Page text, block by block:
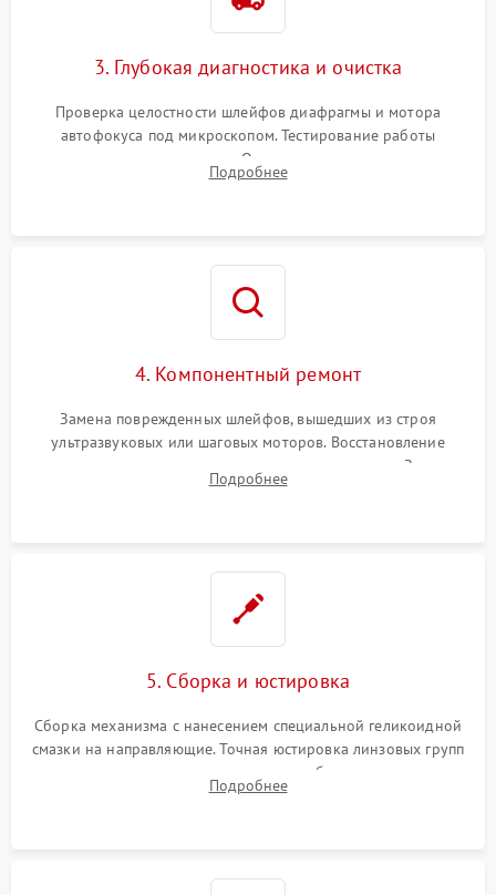
3. Глубокая диагностика и очистка
Проверка целостности шлейфов диафрагмы и мотора
автофокуса под микроскопом. Тестирование работы
электромагнитного привода. Очистка оптических элементов
от пыли, следов влаги и грибка спецрастворами без
Подробнее
4. Компонентный ремонт
Замена поврежденных шлейфов, вышедших из строя
ультразвуковых или шаговых моторов. Восстановление
геометрии направляющих при заклинивании зума. Замена
неисправного блока диафрагмы, датчиков положения или
Подробнее
5. Сборка и юстировка
Сборка механизма с нанесением специальной геликоидной
смазки на направляющие. Точная юстировка линзовых групп
программным или механическим способом для устранения
бэк
Подробнее